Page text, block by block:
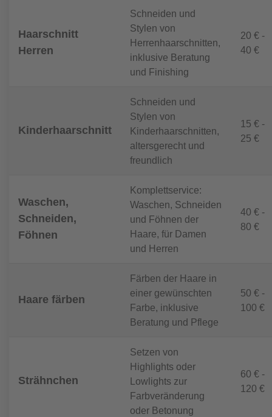
Haarschnitt
Herren
Schneiden und
Stylen von
Herrenhaarschnitten,
inklusive Beratung
und Finishing
20 € -
40 €
Kinderhaarschnitt
Schneiden und
Stylen von
Kinderhaarschnitten,
altersgerecht und
freundlich
15 € -
25 €
Waschen,
Schneiden,
Föhnen
Komplettservice:
Waschen, Schneiden
und Föhnen der
Haare, für Damen
und Herren
40 € -
80 €
Haare färben
Färben der Haare in
einer gewünschten
Farbe, inklusive
Beratung und Pflege
50 € -
100 €
Strähnchen
Setzen von
Highlights oder
Lowlights zur
Farbveränderung
oder Betonung
60 € -
120 €